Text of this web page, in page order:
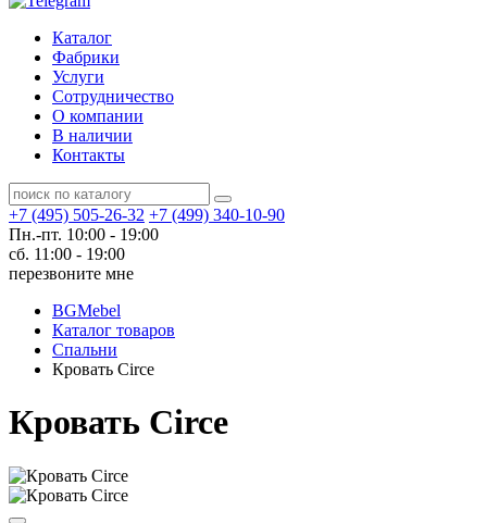
Каталог
Фабрики
Услуги
Сотрудничество
О компании
В наличии
Контакты
+7 (495) 505-26-32 +7 (499) 340-10-90
Пн.-пт. 10:00 - 19:00
сб. 11:00 - 19:00
перезвоните мне
BGMebel
Каталог товаров
Спальни
Кровать Circe
Кровать Circe